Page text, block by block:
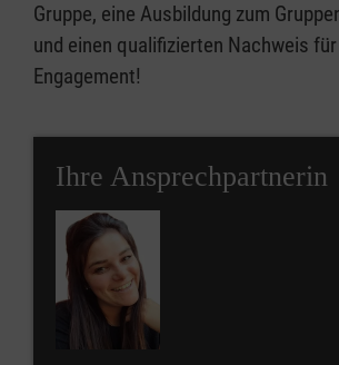
Gruppe, eine Ausbildung zum
und einen qualifizierten Nachweis
Engagement!
Ihre Ansprechpartnerin